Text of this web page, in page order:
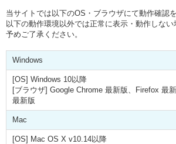
当サイトでは以下のOS・ブラウザにて動作確認
以下の動作環境以外では正常に表示・動作しな
予めご了承ください。
Windows
[OS] Windows 10以降
[ブラウザ] Google Chrome 最新版、Firefox 最
最新版
Mac
[OS] Mac OS X v10.14以降